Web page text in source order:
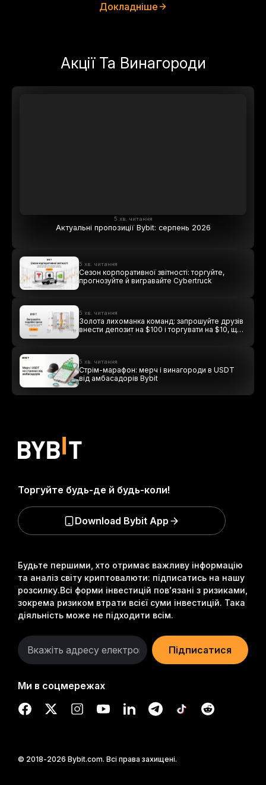
Докладніше
Акції Та Винагороди
5 хв. читання
Актуальні пропозиції Bybit: серпень 2026
5 хв. читання
Сезон корпоративної звітності: торгуйте,
прогнозуйте й вигравайте Cybertruck
5 хв. читання
Золота лихоманка команд: запрошуйте друзів
внести депозит на $100 і торгувати на $10, щоб
виграти подвійні винагороди
5 хв. читання
Стрім-марафон: мерч і винагороди в USDT
від амбасадорів Bybit
Будьте першими, хто отримає важливу інформацію
та аналіз світу криптовалюти: підписатись на нашу
розсилку.Всі форми інвестицій пов’язані з ризиками,
зокрема ризиком втрати всієї суми інвестицій. Така
діяльність може не підходити всім.
Підписатися
Ми в соцмережах
© 2018-2026 Bybit.com. Всі права захищені.
Торгуйте будь-де й будь-коли!
Download Bybit App